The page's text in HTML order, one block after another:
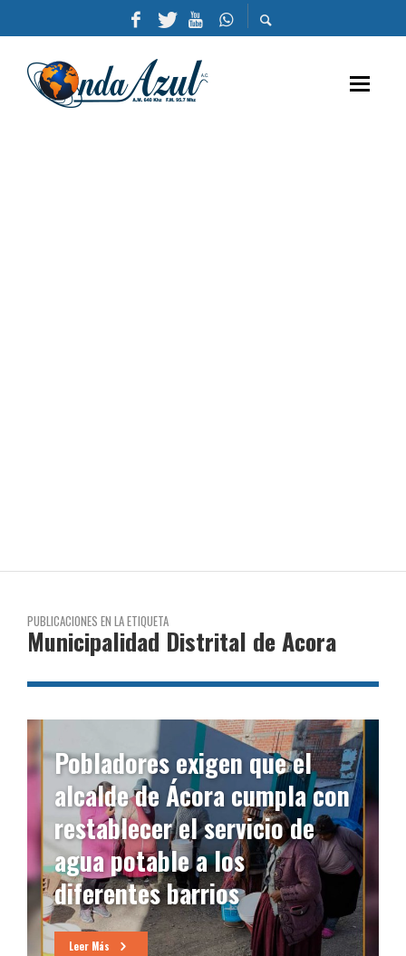
PUBLICACIONES EN LA ETIQUETA
Municipalidad Distrital de Acora
Pobladores exigen que el
alcalde de Ácora cumpla con
restablecer el servicio de
agua potable a los
diferentes barrios
Leer Más